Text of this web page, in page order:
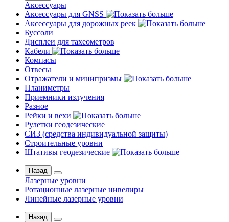
Аксессуары
Аксессуары для GNSS
Аксессуары для дорожных реек
Буссоли
Дисплеи для тахеометров
Кабели
Компасы
Отвесы
Отражатели и минипризмы
Планиметры
Приемники излучения
Разное
Рейки и вехи
Рулетки геодезические
СИЗ (средства индивидуальной защиты)
Строительные уровни
Штативы геодезические
Назад
Лазерные уровни
Ротационные лазерные нивелиры
Линейные лазерные уровни
Назад